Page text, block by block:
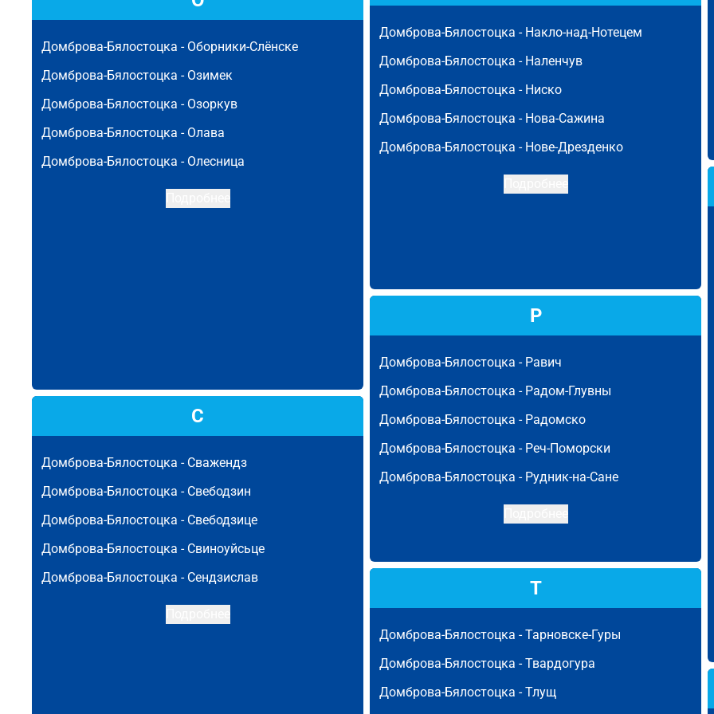
Домброва-Бялостоцка - Накло-над-Нотецем
Домброва-Бялостоцка - Наленчув
Домброва-Бялостоцка - Ниско
Домброва-Бялостоцка - Нова-Сажина
Домброва-Бялостоцка - Нове-Дрезденко
Домброва-Бялостоцка - Оборники-Слёнске
Домброва-Бялостоцка - Озимек
Домброва-Бялостоцка - Озоркув
Домброва-Бялостоцка - Олава
Домброва-Бялостоцка - Олесница
Р
Домброва-Бялостоцка - Равич
Домброва-Бялостоцка - Радом-Глувны
Домброва-Бялостоцка - Радомско
Домброва-Бялостоцка - Реч-Поморски
Домброва-Бялостоцка - Рудник-на-Сане
С
Домброва-Бялостоцка - Сважендз
Домброва-Бялостоцка - Свебодзин
Домброва-Бялостоцка - Свебодзице
Домброва-Бялостоцка - Свиноуйсьце
Домброва-Бялостоцка - Сендзислав Т
Домброва-Бялостоцка -Тарновске-Гуры
Домброва-Бялостоцка -Твардогура
Домброва-Бялостоцка -Тлущ